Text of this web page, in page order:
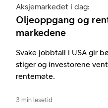
Aksjemarkedet i dag:
Oljeoppgang og
markedene
Svake jobbtall i USA gir
stiger og investorene
rentemøte.
3 min lesetid